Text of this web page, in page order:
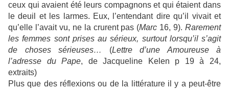
ceux qui avaient été leurs compagnons et qui étaient dans
le deuil et les larmes. Eux, l’entendant dire qu’il vivait et
qu’elle l’avait vu, ne la crurent pas (Marc 16, 9). Rarement
les femmes sont prises au sérieux, surtout lorsqu’il s’agit
de choses sérieuses…
(Lettre d’une Amoureuse à
l’adresse du Pape, de Jacqueline Kelen p 19 à 24,
extraits)
Plus que des réflexions ou de la littérature il y a peut-être